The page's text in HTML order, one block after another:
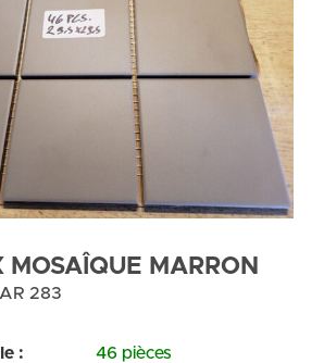
MOSAÎQUE MARRON
283
: 46 pièces